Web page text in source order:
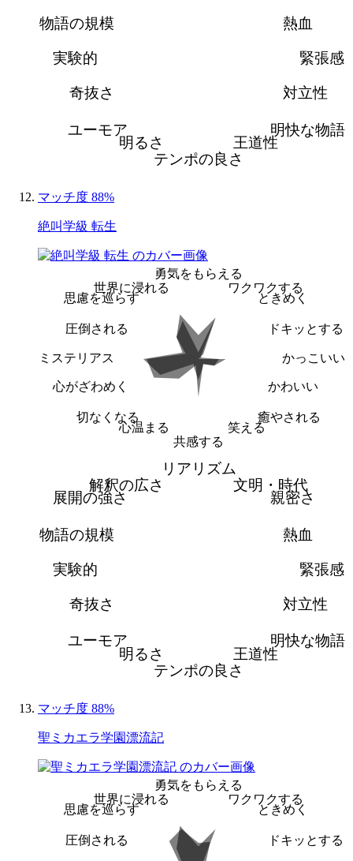
熱血
緊張感
対立性
明快な物語
王道性
テンポの良さ
明るさ
ユーモア
奇抜さ
実験的
物語の規模
マッチ度 88%
絶叫学級 転生
勇気をもらえる
ワクワクする
ときめく
ドキッとする
かっこいい
かわいい
癒やされる
笑える
共感する
心温まる
切なくなる
心がざわめく
ミステリアス
圧倒される
思慮を巡らす
世界に浸れる
リアリズム
文明・時代
親密さ
熱血
緊張感
対立性
明快な物語
王道性
テンポの良さ
明るさ
ユーモア
奇抜さ
実験的
物語の規模
展開の強さ
解釈の広さ
マッチ度 88%
聖ミカエラ学園漂流記
勇気をもらえる
ワクワクする
ときめく
ドキッとする
圧倒される
思慮を巡らす
世界に浸れる